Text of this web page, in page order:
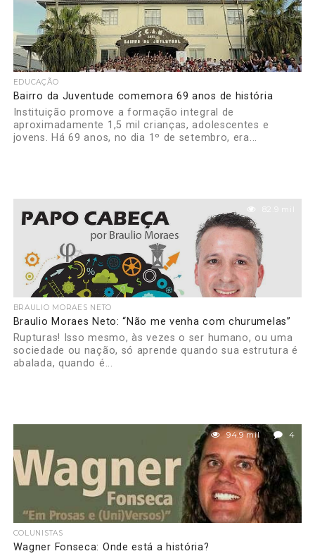
EDUCAÇÃO
Bairro da Juventude comemora 69 anos de história
Instituição promove a formação integral de
aproximadamente 1,5 mil crianças, adolescentes e
jovens. Há 69 anos, no dia 1º de setembro, era...
82.9 mil
BRAULIO MORAES NETO
Braulio Moraes Neto: “Não me venha com churumelas”
Rupturas! Isso mesmo, às vezes o ser humano, ou uma
sociedade ou nação, só aprende quando sua estrutura é
abalada, quando é...
94.9 mil 4
COLUNISTAS
Wagner Fonseca: Onde está a história?